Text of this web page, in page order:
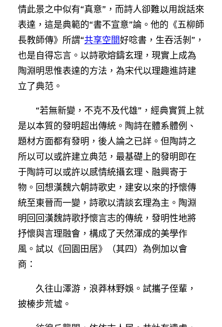
情此景之中似有“真意”，而詩人卻難以用說話來
表達，這是典範的“書不宣意”論。他的《五柳師
長教師傳》所謂“共享空間好唸書，生吞活剝”，
也是自得忘言。以詩歌熔鑄玄理，現實上成為
陶淵明思惟表達的方法，為宋代以理趣進詩建
立了典范。
“若無新變，不克不及代雄”，經典實質上就
是以本質的發明超出傳統。陶詩在體系體例、
題材方面都有發明，後人論之已詳。但陶詩之
所以可以或許建立典范，最基礎上的發明即在
于陶詩可以或許以感情統攝玄理、融興寄于
物。回想漢魏六朝詩歌史，建安以來的抒懷傳
統至東晉而一變，詩歌以清談玄理為主。陶淵
明回回漢魏詩歌抒懷言志的傳統，發明性地將
抒懷與言理融會，構成了天然渾成的美學作
風。試以《回園田居》（其四）為例加以會
商：
久往山澤游，浪莽林野娛。試攜子侄輩，
披榛步荒墟。